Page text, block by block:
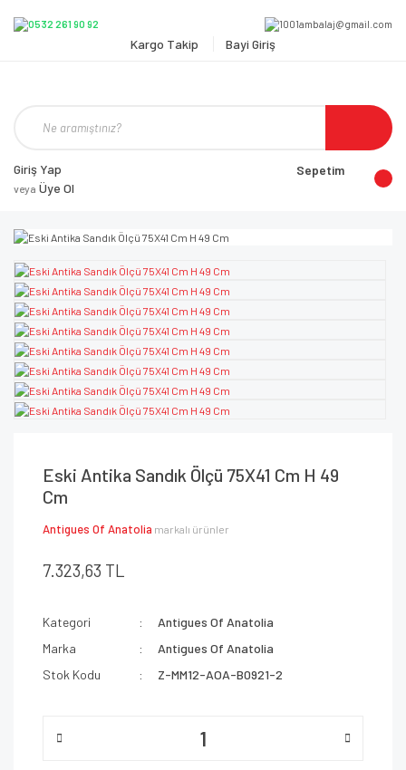
Kargo Takip Bayi Giriş
Giriş Yap
veya Üye Ol
Sepetim
Eski Antika Sandık Ölçü 75X41 Cm H 49
Cm
Antigues Of Anatolia markalı ürünler
7.323,63 TL
Kategori
Antigues Of Anatolia
Marka
Antigues Of Anatolia
Stok Kodu
Z-MM12-AOA-B0921-2